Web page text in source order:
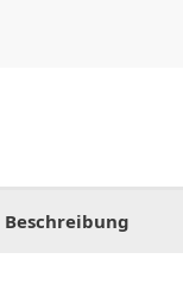
Beschreibung